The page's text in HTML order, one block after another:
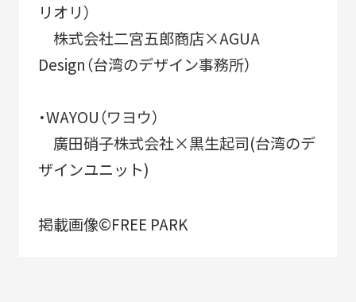
CERTIFICATION
リオリ）
株式会社二宮五郎商店×AGUA
Design（台湾のデザイン事務所）
・WAYOU（ワヨウ）
廣田硝子株式会社×黒生起司(台湾のデ
ザインユニット)
掲載画像©FREE PARK